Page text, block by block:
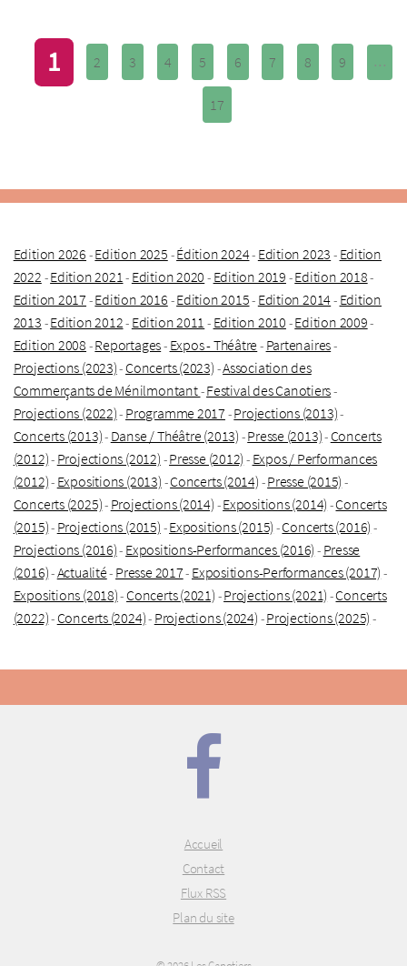
1 2 3 4 5 6 7 8 9 …
17
Edition 2026 -Edition 2025 -Édition 2024- Edition 2023 - Edition
2022 -Edition 2021- Edition 2020 - Edition 2019 -Edition 2018-
Edition 2017 -Edition 2016 -Edition 2015- Edition 2014- Edition
2013 -Edition 2012- Edition 2011 - Edition 2010 -Edition 2009-
Edition 2008 -Reportages- Expos - Théâtre- Partenaires-
Projections (2023)- Concerts (2023) -Association des
Commerçants de Ménilmontant-Festival des Canotiers-
Projections (2022)- Programme 2017 -Projections (2013)-
Concerts (2013)- Danse / Théâtre (2013) -Presse (2013)- Concerts
(2012)- Projections (2012) -Presse (2012) - Expos / Performances
(2012)- Expositions (2013) -Concerts (2014) -Presse (2015) -
Concerts (2025)- Projections (2014) -Expositions (2014) -Concerts
(2015)- Projections (2015) -Expositions (2015) -Concerts (2016) -
Projections (2016)- Expositions-Performances (2016) - Presse
(2016)-Actualité- Presse 2017- Expositions-Performances (2017) -
Expositions (2018)- Concerts (2021) -Projections (2021) -Concerts
(2022)- Concerts (2024)- Projections (2024) -Projections (2025) -
Accueil
Contact
Flux RSS
Plan du site